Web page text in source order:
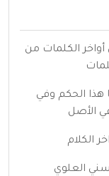
الكلمات من
هذا الحكم وفي
الأصل
الكلام
العلوي